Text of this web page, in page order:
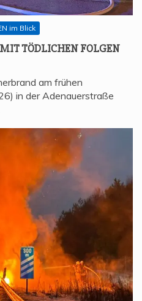
im Blick
TÖD­LI­CHEN FOLGEN
am frühen
in der Adenauerstraße